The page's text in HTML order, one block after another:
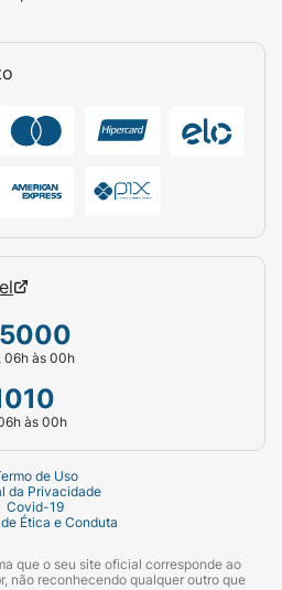
06h às 00h
às 00h
de Uso
da Privacidade
Covid-19
Ética e Conduta
que o seu site oficial corresponde ao
não reconhecendo qualquer outro que